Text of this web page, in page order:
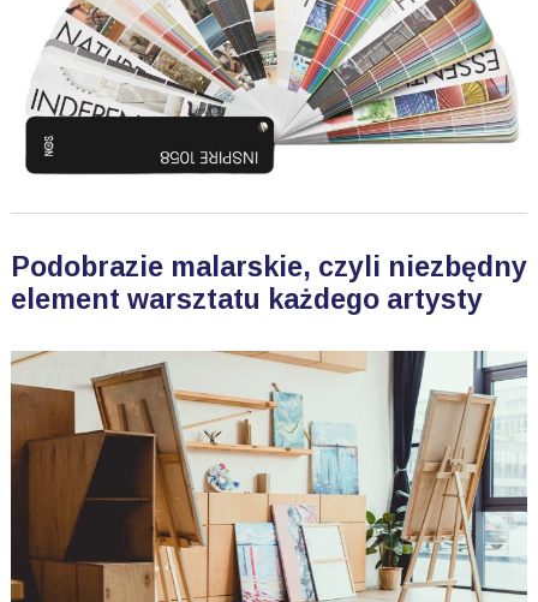
Podobrazie malarskie, czyli niezbędny
element warsztatu każdego artysty